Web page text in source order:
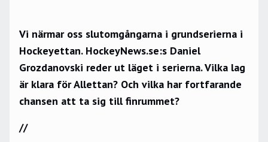
Vi närmar oss slutomgångarna i grundserierna i
Hockeyettan. HockeyNews.se:s Daniel
Grozdanovski reder ut läget i serierna. Vilka lag
är klara för Allettan? Och vilka har fortfarande
chansen att ta sig till finrummet?
//